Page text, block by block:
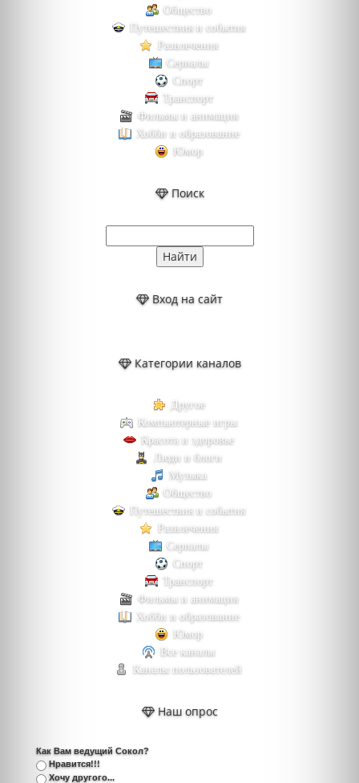
Общество
Путешествия и события
Развлечения
Сериалы
Спорт
Транспорт
Фильмы и анимация
Хобби и образование
Юмор
Поиск
Вход на сайт
Категории каналов
Другое
Компьютерные игры
Красота и здоровье
Люди и блоги
Музыка
Общество
Путешествия и события
Развлечения
Сериалы
Спорт
Транспорт
Фильмы и анимация
Хобби и образование
Юмор
Все каналы
Каналы пользователей
Наш опрос
Как Вам ведущий Сокол?
Нравится!!!
Хочу другого...